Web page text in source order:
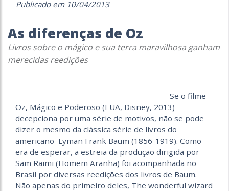
Publicado em 10/04/2013
As diferenças de Oz
Livros sobre o mágico e sua terra maravilhosa ganham
merecidas reedições
Se o filme
Oz, Mágico e Poderoso (EUA, Disney, 2013)
decepciona por uma série de motivos, não se pode
dizer o mesmo da clássica série de livros do
americano Lyman Frank Baum (1856-1919). Como
era de esperar, a estreia da produção dirigida por
Sam Raimi (Homem Aranha) foi acompanhada no
Brasil por diversas reedições dos livros de Baum.
Não apenas do primeiro deles, The wonderful wizard